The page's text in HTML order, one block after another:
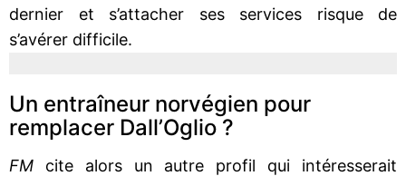
dernier et s’attacher ses services risque de
s’avérer difficile.
Un entraîneur norvégien pour
remplacer Dall’Oglio ?
FM cite alors un autre profil qui intéresserait